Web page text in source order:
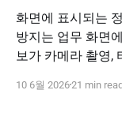
화면에 표시되는 정보도
방지는 업무 화면
보가 카메라 촬영,
기반 실시간 사용
10 6월 202621 min